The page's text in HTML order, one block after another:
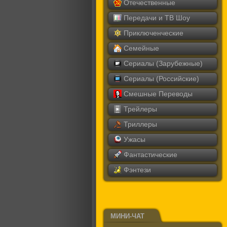
Отечественные
Передачи и ТВ Шоу
Приключенческие
Семейные
Сериалы (Зарубежные)
Сериалы (Российские)
Смешные Переводы
Трейлеры
Триллеры
Ужасы
Фантастические
Фэнтези
МИНИ-ЧАТ